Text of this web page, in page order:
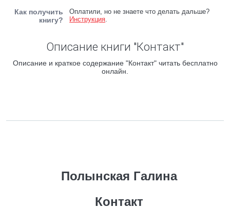
Как получить
книгу?
Оплатили, но не знаете что делать дальше?
Инструкция.
Описание книги "Контакт"
Описание и краткое содержание "Контакт" читать бесплатно
онлайн.
Полынская Галина
Контакт